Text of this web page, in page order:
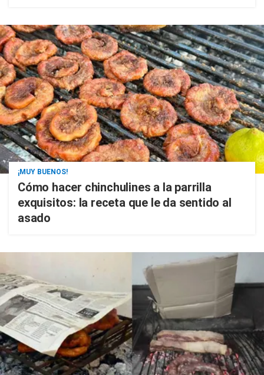
¡MUY BUENOS!
Cómo hacer chinchulines a la parrilla
exquisitos: la receta que le da sentido al
asado